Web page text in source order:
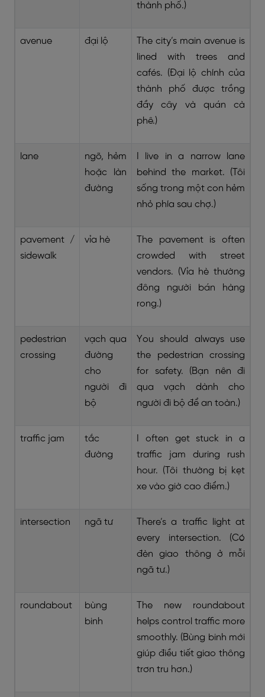
thành phố.)
avenue đại lộ
The city’s main avenue is
lined with trees and
cafés. (Đại lộ chính của
thành phố được trồng
đầy cây và quán cà
phê.)
lane
ngõ, hẻm
hoặc làn
đường
I live in a narrow lane
behind the market. (Tôi
sống trong một con hẻm
nhỏ phía sau chợ.)
pavement /
sidewalk
vỉa hè
The pavement is often
crowded with street
vendors. (Vỉa hè thường
đông người bán hàng
rong.)
pedestrian
crossing
vạch qua
đường
cho
người đi
bộ
You should always use
the pedestrian crossing
for safety. (Bạn nên đi
qua vạch dành cho
người đi bộ để an toàn.)
traffic jam
tắc
đường
I often get stuck in a
traffic jam during rush
hour. (Tôi thường bị kẹt
xe vào giờ cao điểm.)
intersection ngã tư
There’s a traffic light at
every intersection. (Có
đèn giao thông ở mỗi
ngã tư.)
roundabout
bùng
binh
The new roundabout
helps control traffic more
smoothly. (Bùng binh mới
giúp điều tiết giao thông
trơn tru hơn.)